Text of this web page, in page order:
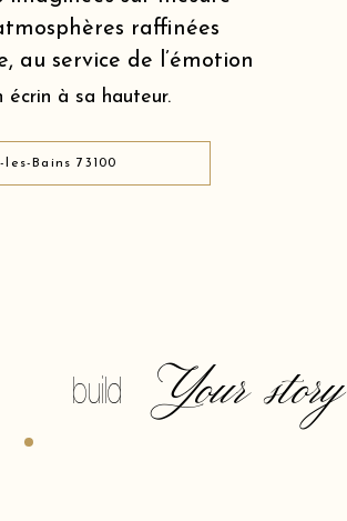
raffinées
au service de l’émotion
écrin à sa hauteur.
Bains 73100
build Your story